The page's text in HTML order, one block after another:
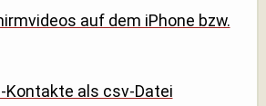
auf dem iPhone bzw.
Kontakte als csv-Datei